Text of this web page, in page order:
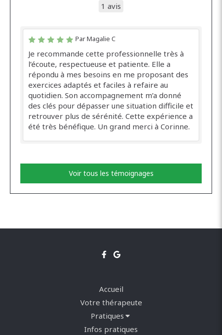
1 avis
Par Magalie C
Je recommande cette professionnelle très à
l’écoute, respectueuse et patiente. Elle a
répondu à mes besoins en me proposant des
exercices adaptés et faciles à refaire au
quotidien. Son accompagnement m’a donné
des clés pour dépasser une situation difficile et
retrouver plus de sérénité. Cette expérience a
été très bénéfique. Un grand merci à Corinne.
Voir tous les témoignages
Accueil
Votre thérapeute
Pratiques
Infos pratiques